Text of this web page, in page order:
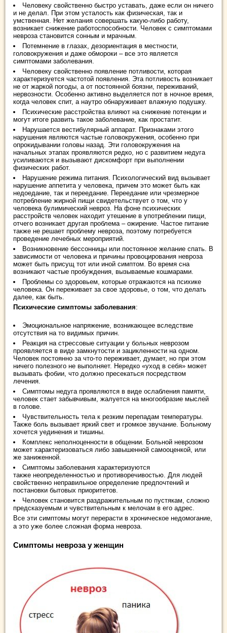
Человеку свойственно быстро уставать, даже если он ничего
и не делал. При этом усталость как физическая, так и
умственная. Нет желания совершать какую-либо работу,
возникает снижение работоспособности. Человек с симптомами
невроза становится сонным и мрачным.
Потемнение в глазах, дезориентация в местности,
головокружения и даже обмороки – все это является
симптомами заболевания.
Человеку свойственно появление потливости, которая
характеризуется частотой появления. Эта потливость возникает
не от жаркой погоды, а от постоянной боязни, переживаний,
нервозности. Особенно активно выделяется пот в ночное время,
когда человек спит, а наутро обнаруживает влажную подушку.
Психические расстройства влияют на снижение потенции и
могут итоге развить такое заболевание, как простатит.
Нарушается вестибулярный аппарат. Признаками этого
нарушения являются частые головокружения, особенно при
опрокидывании головы назад. Эти головокружения на
начальных этапах проявляются редко, но с развитием недуга
усиливаются и вызывают дискомфорт при выполнении
физических работ.
Нарушение режима питания. Психологический вид вызывает
нарушение аппетита у человека, причем это может быть как
недоедание, так и переедание. Переедание или чрезмерное
потребление жирной пищи свидетельствует о том, что у
человека булимический невроз. На фоне психических
расстройств человек находит утешение в употреблении пищи,
отчего возникает другая проблема – ожирение. Частое питание
также не решает проблему невроза, поэтому потребуется
проведение лечебных мероприятий.
Возникновение бессонницы или постоянное желание спать. В
зависимости от человека и причины провоцирования невроза
может быть присущ тот или иной симптом. Во время сна
возникают частые пробуждения, вызываемые кошмарами.
Проблемы со здоровьем, которые отражаются на психике
человека. Он переживает за свое здоровье, о том, что делать
далее, как быть.
Психические симптомы заболевания:
Эмоциональное напряжение, возникающее вследствие
отсутствия на то видимых причин.
Реакция на стрессовые ситуации у больных неврозом
проявляется в виде замкнутости и зацикленности на одном.
Человек постоянно за что-то переживает, думает, но при этом
ничего полезного не выполняет. Нередко «уход в себя» может
вызывать фобии, что должно пресекаться посредством
лечения.
Симптомы недуга проявляются в виде ослабления памяти,
человек стает забывчивым, жалуется на многообразие мыслей
в голове.
Чувствительность тела к резким перепадам температуры.
Также боль вызывает яркий свет и громкое звучание. Больному
хочется уединения и тишины.
Комплекс неполноценности в общении. Больной неврозом
может характеризоваться либо завышенной самооценкой, или
же заниженной.
Симптомы заболевания характеризуются
также неопределенностью и противоречивостью. Для людей
свойственно неправильное определение предпочтений и
постановки бытовых приоритетов.
Человек становится раздражительным по пустякам, сложно
предсказуемым и чувствительным к мелочам в его адрес.
Все эти симптомы могут перерасти в хроническое недомогание,
а это уже более сложная форма невроза.
Симптомы невроза у женщин